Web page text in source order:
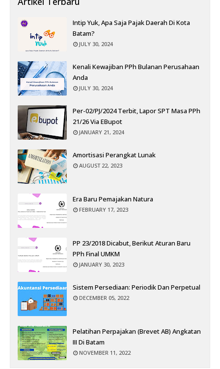
Intip Yuk, Apa Saja Pajak Daerah Di Kota
Batam?
JULY 30, 2024
Kenali Kewajiban PPh Bulanan Perusahaan
Anda
JULY 30, 2024
Per-02/PJ/2024 Terbit, Lapor SPT Masa PPh
21/26 Via EBupot
JANUARY 21, 2024
Amortisasi Perangkat Lunak
AUGUST 22, 2023
Era Baru Pemajakan Natura
FEBRUARY 17, 2023
PP 23/2018 Dicabut, Berikut Aturan Baru
PPh Final UMKM
JANUARY 30, 2023
Sistem Persediaan: Periodik Dan Perpetual
DECEMBER 05, 2022
Pelatihan Perpajakan (Brevet AB) Angkatan
III Di Batam
NOVEMBER 11, 2022